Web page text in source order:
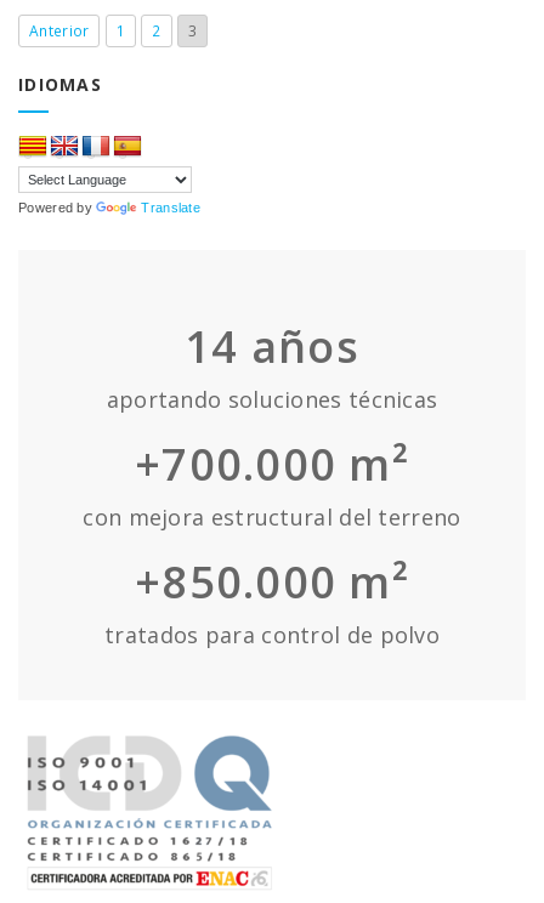
Anterior 1 2 3
IDIOMAS
Powered by Translate
14 años
aportando soluciones técnicas
+700.000 m²
con mejora estructural del terreno
+850.000 m²
tratados para control de polvo